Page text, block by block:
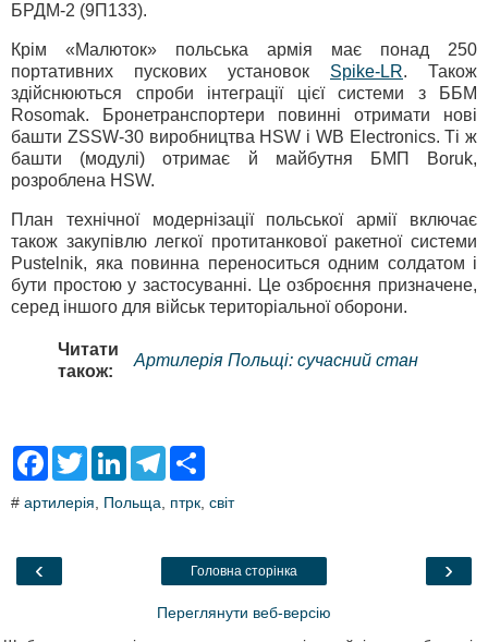
БРДМ-2 (9П133).
Крім «Малюток» польська армія має понад 250
портативних пускових установок Spike-LR. Також
здійснюються спроби інтеграції цієї системи з ББМ
Rosomak. Бронетранспортери повинні отримати нові
башти ZSSW-30 виробництва HSW і WB Electronics. Ті ж
башти (модулі) отримає й майбутня БМП Boruk,
розроблена HSW.
План технічної модернізації польської армії включає
також закупівлю легкої протитанкової ракетної системи
Pustelnik, яка повинна переноситься одним солдатом і
бути простою у застосуванні. Це озброєння призначене,
серед іншого для військ територіальної оборони.
Читати
також:
Артилерія Польщі: сучасний стан
F
e
o
T
t
L
k
T
e
a
r
# артилерія, Польща, птрк, світ
‹ ›
Головна сторінка
Переглянути веб-версію